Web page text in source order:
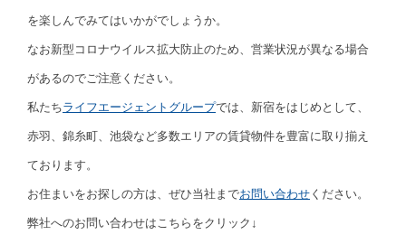
を楽しんでみてはいかがでしょうか。
なお新型コロナウイルス拡大防止のため、営業状況が異なる場合
があるのでご注意ください。
私たちライフエージェントグループでは、新宿をはじめとして、
赤羽、錦糸町、池袋など多数エリアの賃貸物件を豊富に取り揃え
ております。
お住まいをお探しの方は、ぜひ当社までお問い合わせ ください。
弊社へのお問い合わせはこちらをクリック↓